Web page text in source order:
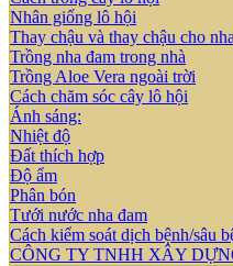
Nhân giống lô hội
Thay chậu và thay chậu cho
Trồng nha đam trong nhà
Trồng Aloe Vera ngoài trời
Cách chăm sóc cây lô hội
Ánh sáng:
Nhiệt độ
Đất thích hợp
Độ ẩm
Phân bón
Tưới nước nha đam
Cách kiểm soát dịch bệnh/sâu
CÔNG TY TNHH XÂY